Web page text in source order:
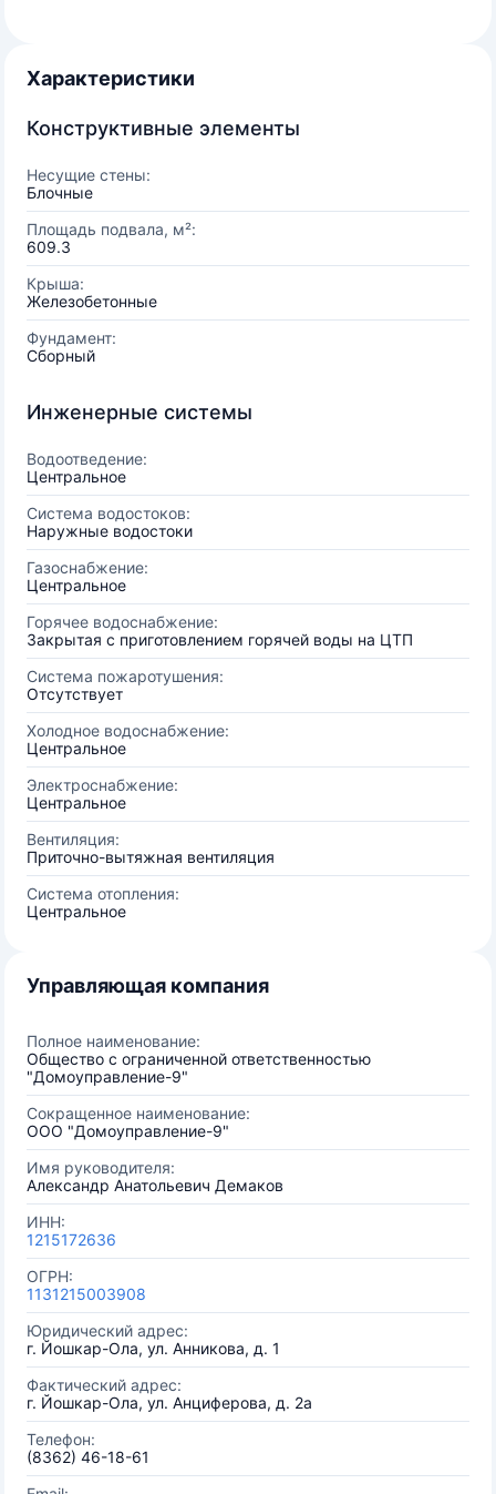
Характеристики
Конструктивные элементы
Несущие стены:
Блочные
Площадь подвала, м²:
609.3
Крыша:
Железобетонные
Фундамент:
Сборный
Инженерные системы
Водоотведение:
Центральное
Система водостоков:
Наружные водостоки
Газоснабжение:
Центральное
Горячее водоснабжение:
Закрытая с приготовлением горячей воды на ЦТП
Система пожаротушения:
Отсутствует
Холодное водоснабжение:
Центральное
Электроснабжение:
Центральное
Вентиляция:
Приточно-вытяжная вентиляция
Система отопления:
Центральное
Управляющая компания
Полное наименование:
Общество с ограниченной ответственностью
"Домоуправление-9"
Сокращенное наименование:
ООО "Домоуправление-9"
Имя руководителя:
Александр Анатольевич Демаков
ИНН:
1215172636
ОГРН:
1131215003908
Юридический адрес:
г. Йошкар-Ола, ул. Анникова, д. 1
Фактический адрес:
г. Йошкар-Ола, ул. Анциферова, д. 2а
Телефон:
(8362) 46-18-61